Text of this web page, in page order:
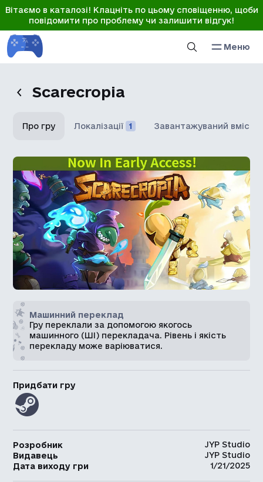
Вітаємо в каталозі! Клацніть по цьому сповіщенню, щоби
повідомити про проблему чи залишити відгук!
Меню
Scarecropia
Про гру Локалізації 1 Завантажуваний вміст
Машинний переклад
Гру переклали за допомогою якогось
машинного (ШІ) перекладача. Рівень і якість
перекладу може варіюватися.
Придбати гру
Розробник
JYP Studio
Видавець
JYP Studio
Дата виходу гри
1/21/2025